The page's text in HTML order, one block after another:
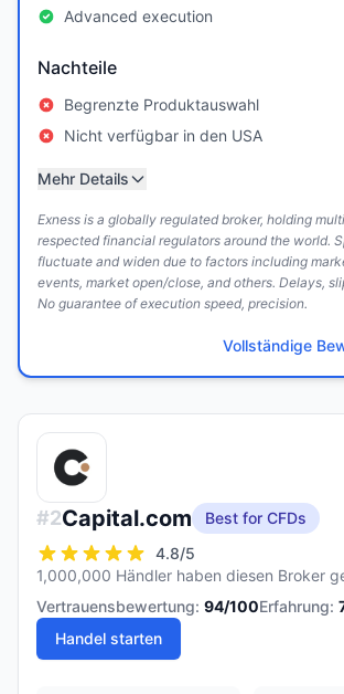
Advanced execution
Nachteile
Begrenzte Produktauswahl
Nicht verfügbar in den USA
Mehr Details
Exness is a globally regulated broker, holding
respected financial regulators around the world.
fluctuate and widen due to factors including
events, market open/close, and others. Delays,
No guarantee of execution speed, precision.
Vollständige
#2Capital.com
Best for CFDs
4.8/5
1,000,000 Händler haben diesen Broker
Vertrauensbewertung: 94/100Erfahrung:
Handel starten